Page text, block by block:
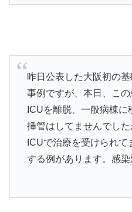
昨日公表した大阪初の
事例ですが、本日、この
ICUを離脱、一般病棟
挿管はしてませんでし
ICUで治療を受けられ
する例があります。感染